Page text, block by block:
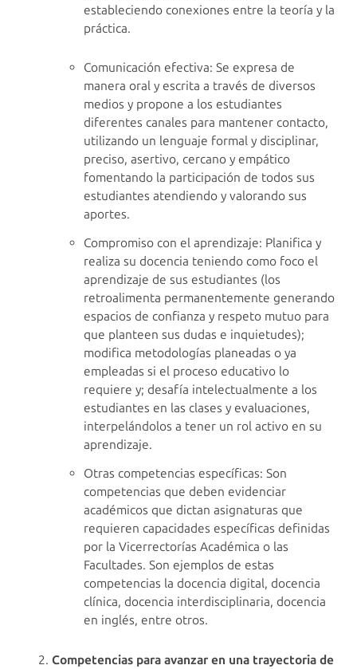
estableciendo conexiones entre la teoría y la
práctica.
Comunicación efectiva: Se expresa de
manera oral y escrita a través de diversos
medios y propone a los estudiantes
diferentes canales para mantener contacto,
utilizando un lenguaje formal y disciplinar,
preciso, asertivo, cercano y empático
fomentando la participación de todos sus
estudiantes atendiendo y valorando sus
aportes.
Compromiso con el aprendizaje: Planifica y
realiza su docencia teniendo como foco el
aprendizaje de sus estudiantes (los
retroalimenta permanentemente generando
espacios de confianza y respeto mutuo para
que planteen sus dudas e inquietudes);
modifica metodologías planeadas o ya
empleadas si el proceso educativo lo
requiere y; desafía intelectualmente a los
estudiantes en las clases y evaluaciones,
interpelándolos a tener un rol activo en su
aprendizaje.
Otras competencias específicas: Son
competencias que deben evidenciar
académicos que dictan asignaturas que
requieren capacidades específicas definidas
por la Vicerrectorías Académica o las
Facultades. Son ejemplos de estas
competencias la docencia digital, docencia
clínica, docencia interdisciplinaria, docencia
en inglés, entre otros.
Competencias para avanzar en una trayectoria de